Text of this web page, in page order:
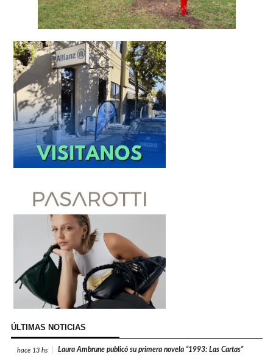
ÚLTIMAS NOTICIAS
hace 13 hs Laura Ambrune publicó su primera novela “1993: Las Cartas”